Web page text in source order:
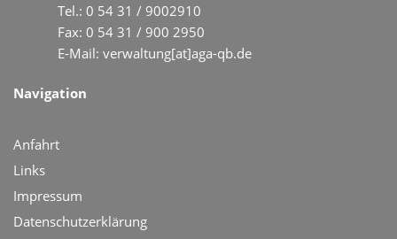
Tel.: 0 54 31 / 9002910
Fax: 0 54 31 / 900 2950
E-Mail: verwaltung[at]aga-qb.de
Navigation
Anfahrt
Links
Impressum
Datenschutzerklärung